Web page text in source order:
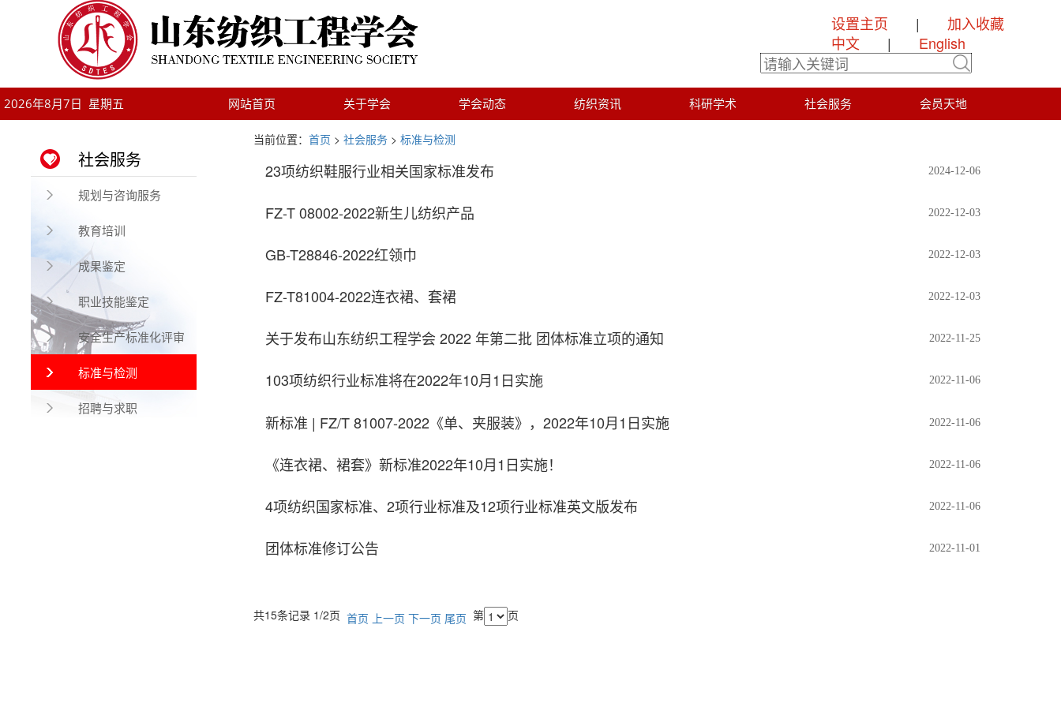
设置主页 |
加入收藏
中文 | English
网站首页 关于学会 学会动态 纺织资讯 科研学术 社会服务 会员天地
2026年8月7日 星期五
社会服务
规划与咨询服务
教育培训
成果鉴定
职业技能鉴定
安全生产标准化评审
标准与检测
招聘与求职
当前位置： 首页 > 社会服务 > 标准与检测
23项纺织鞋服行业相关国家标准发布 2024-12-06
FZ-T 08002-2022新生儿纺织产品 2022-12-03
GB-T28846-2022红领巾 2022-12-03
FZ-T81004-2022连衣裙、套裙 2022-12-03
关于发布山东纺织工程学会 2022 年第二批 团体标准立项的通知 2022-11-25
103项纺织行业标准将在2022年10月1日实施 2022-11-06
新标准 | FZ/T 81007-2022《单、夹服装》，2022年10月1日实施 2022-11-06
《连衣裙、裙套》新标准2022年10月1日实施！ 2022-11-06
4项纺织国家标准、2项行业标准及12项行业标准英文版发布 2022-11-06
团体标准修订公告 2022-11-01
共15条记录 1/2页 首页 上一页 下一页 尾页 第 页